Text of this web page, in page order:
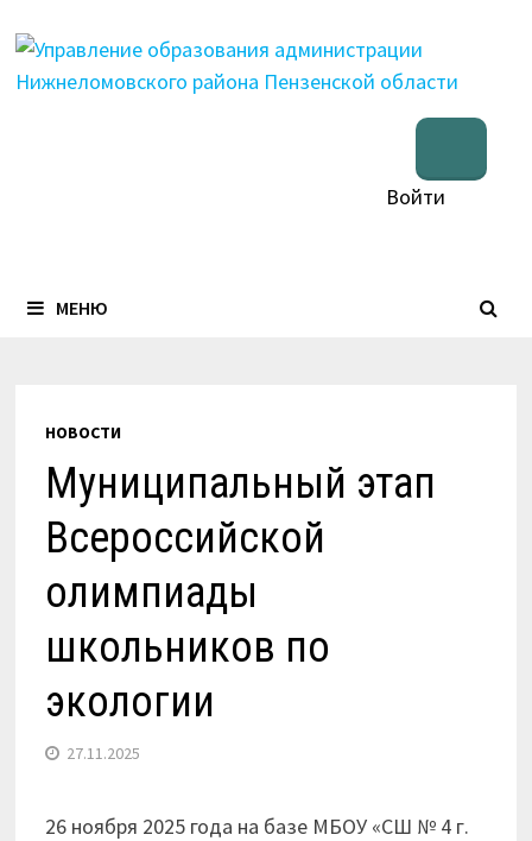
содержимому
Войти
МЕНЮ
НОВОСТИ
Муниципальный этап
Всероссийской
олимпиады
школьников по
экологии
27.11.2025
26 ноября 2025 года на базе МБОУ «СШ № 4 г.